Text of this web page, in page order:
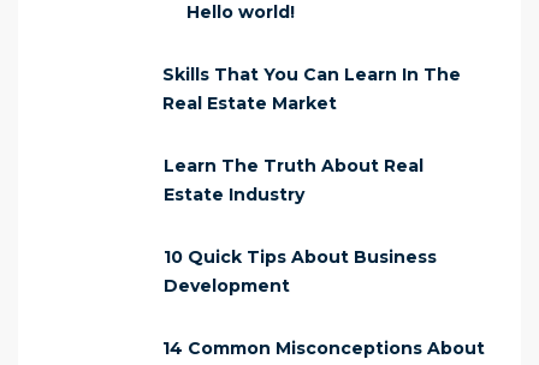
Hello world!
Skills That You Can Learn In The
Real Estate Market
Learn The Truth About Real
Estate Industry
10 Quick Tips About Business
Development
14 Common Misconceptions About